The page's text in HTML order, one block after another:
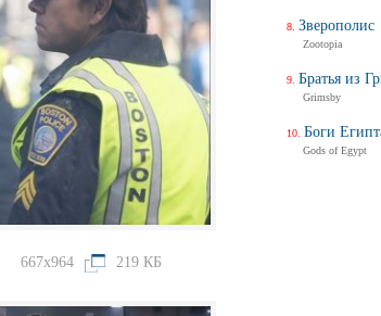
667x964 219 КБ
Зверополис
Zootopia
Братья из
Grimsby
Боги
Gods of Egypt